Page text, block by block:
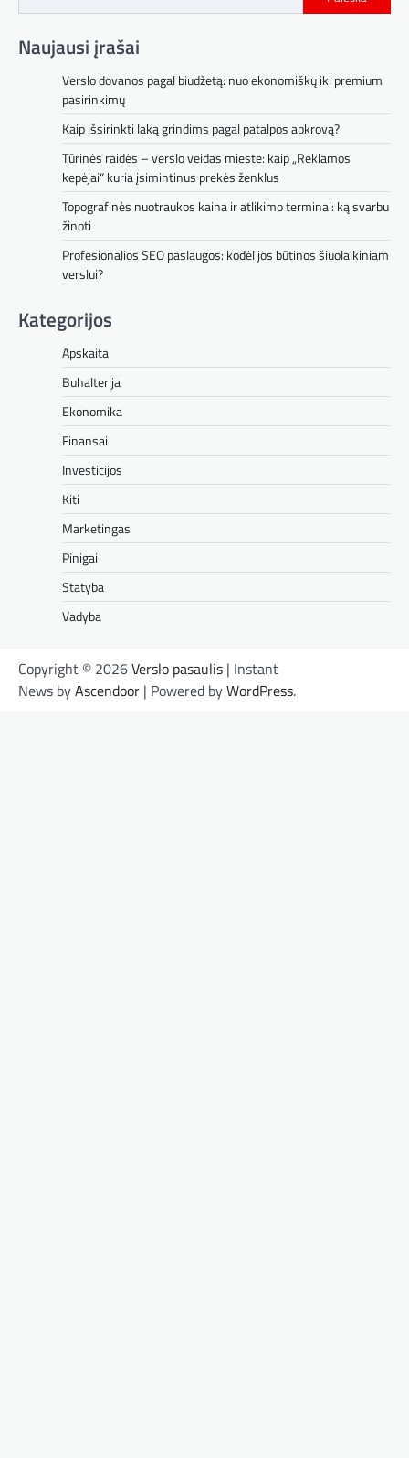
Naujausi įrašai
Verslo dovanos pagal biudžetą: nuo ekonomiškų iki premium
pasirinkimų
Kaip išsirinkti laką grindims pagal patalpos apkrovą?
Tūrinės raidės – verslo veidas mieste: kaip „Reklamos
kepėjai“ kuria įsimintinus prekės ženklus
Topografinės nuotraukos kaina ir atlikimo terminai: ką svarbu
žinoti
Profesionalios SEO paslaugos: kodėl jos būtinos šiuolaikiniam
verslui?
Kategorijos
Apskaita
Buhalterija
Ekonomika
Finansai
Investicijos
Kiti
Marketingas
Pinigai
Statyba
Vadyba
Copyright © 2026Verslo pasaulis | Instant
News byAscendoor | Powered byWordPress.